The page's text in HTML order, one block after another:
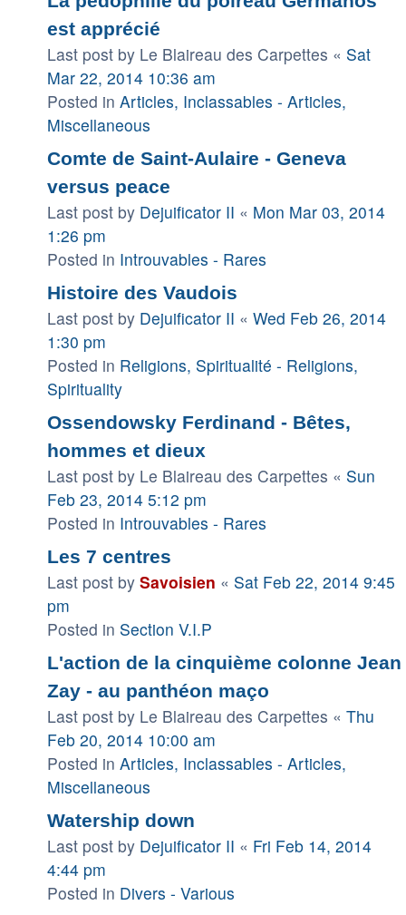
est apprécié
Last post by Le Blaireau des Carpettes « Sat
Mar 22, 2014 10:36 am
Posted in Articles, Inclassables - Articles,
Miscellaneous
Comte de Saint-Aulaire - Geneva
versus peace
Last post by Dejuificator II « Mon Mar 03, 2014
1:26 pm
Posted in Introuvables - Rares
Histoire des Vaudois
Last post by Dejuificator II « Wed Feb 26, 2014
1:30 pm
Posted in Religions, Spiritualité - Religions,
Spirituality
Ossendowsky Ferdinand - Bêtes,
hommes et dieux
Last post by Le Blaireau des Carpettes « Sun
Feb 23, 2014 5:12 pm
Posted in Introuvables - Rares
Les 7 centres
Last post by Savoisien « Sat Feb 22, 2014 9:45
pm
Posted in Section V.I.P
L'action de la cinquième colonne Jean
Zay - au panthéon maço
Last post by Le Blaireau des Carpettes « Thu
Feb 20, 2014 10:00 am
Posted in Articles, Inclassables - Articles,
Miscellaneous
Watership down
Last post by Dejuificator II « Fri Feb 14, 2014
4:44 pm
Posted in Divers - Various